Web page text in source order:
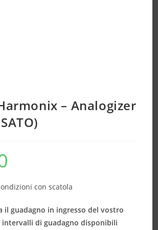
– Analogizer
con scatola
il guadagno in ingresso del vostro
intervalli di guadagno disponibili